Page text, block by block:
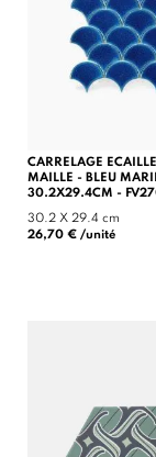
CARRELAGE
MAILLE - BLEU
30.2X29.4CM -
30.2 X 29.4 cm
26,70 € /unité